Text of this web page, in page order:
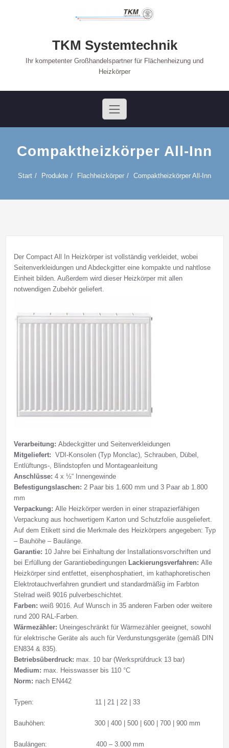
TKM Systemtechnik
Ihr kompetenter Großhandelspartner für Flächenheizung und
Heizkörper
Compaktheizkörper All-Inn
Start Produkte Flachheizkörper Compaktheizkörper All-Inn
Der Compact All In Heizkörper ist vollständig verkleidet, wobei
Seitenverkleidungen und Abdeckgitter eine kompakte und nahtlose
Einheit bilden. Außerdem wird dieser Heizkörper mit allen
notwendigen Zubehör geliefert.
Verarbeitung: Abdeckgitter und Seitenverkleidungen
Mitgeliefert: VDI-Konsolen (Typ Monclac), Schrauben, Dübel,
Entlüftungs-, Blindstopfen und Montageanleitung
Anschlüsse: 4 x ½“ Innengewinde
Befestigungslaschen: 2 Paar bis 1.600 mm und 3 Paar ab 1.800
mm
Verpackung: Alle Heizkörper werden in einer strapazierfähigen
Verpackung aus hochwertigem Karton und Schutzfolie ausgeliefert.
Auf dem Etikett sind die Merkmale des Heizkörpers angegeben: Typ
– Bauhöhe – Baulänge.
Garantie: 10 Jahre bei Einhaltung der Installationsvorschriften und
bei Erfüllung der Garantiebedingungen Lackierungsverfahren: Alle
Heizkörper sind entfettet, eisenphosphatiert, im kathaphoretischen
Elektrotauchverfahren grundiert und standardmäßig im Farbton
Stelrad weiß 9016 pulverbeschichtet.
Farben: weiß 9016. Auf Wunsch in 35 anderen Farben oder weitere
rund 200 RAL-Farben.
Wärmezähler: Uneingeschränkt für Wärmezähler geeignet, sowohl
für elektrische Geräte als auch für Verdunstungsgeräte (gemäß DIN
EN834 & 835).
Betriebsüberdruck: max. 10 bar (Werksprüfdruck 13 bar)
Medium: max. Heisswasser bis 110 °C
Norm: nach EN442
Typen: 11 | 21 | 22 | 33
Bauhöhen: 300 | 400 | 500 | 600 | 700 | 900 mm
Baulängen: 400 – 3.000 mm